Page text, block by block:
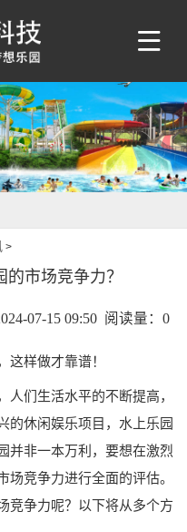
>
市场竞争力？
07-15 09:50 阅读量： 0
这样做才靠谱！
人们生活水平的不断提高，
的休闲娱乐项目，水上乐园
并非一本万利，要想在激烈
场竞争力进行全面的评估。
竞争力呢？以下将从多个方